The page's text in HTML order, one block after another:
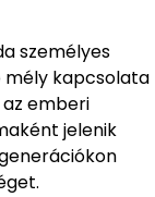
személyes
kapcsolata
az emberi
jelenik